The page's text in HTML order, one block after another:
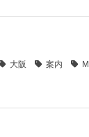
大阪 案内